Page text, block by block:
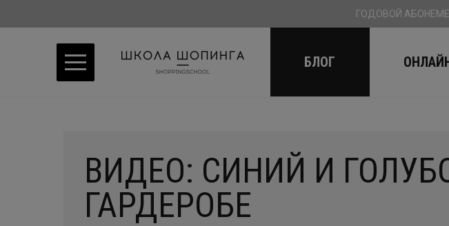
ГОДОВОЙ
БЛОГ
ВИДЕО: СИНИЙ И
ГАРДЕРОБЕ